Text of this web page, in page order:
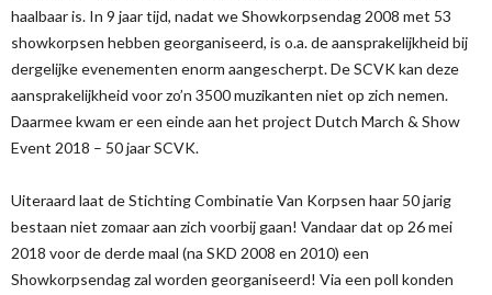
haalbaar is. In 9 jaar tijd, nadat we Showkorpsendag 2008 met 53
showkorpsen hebben georganiseerd, is o.a. de aansprakelijkheid bij
dergelijke evenementen enorm aangescherpt. De SCVK kan deze
aansprakelijkheid voor zo’n 3500 muzikanten niet op zich nemen.
Daarmee kwam er een einde aan het project Dutch March & Show
Event 2018 – 50 jaar SCVK.
Uiteraard laat de Stichting Combinatie Van Korpsen haar 50 jarig
bestaan niet zomaar aan zich voorbij gaan! Vandaar dat op 26 mei
2018 voor de derde maal (na SKD 2008 en 2010) een
Showkorpsendag zal worden georganiseerd! Via een poll konden